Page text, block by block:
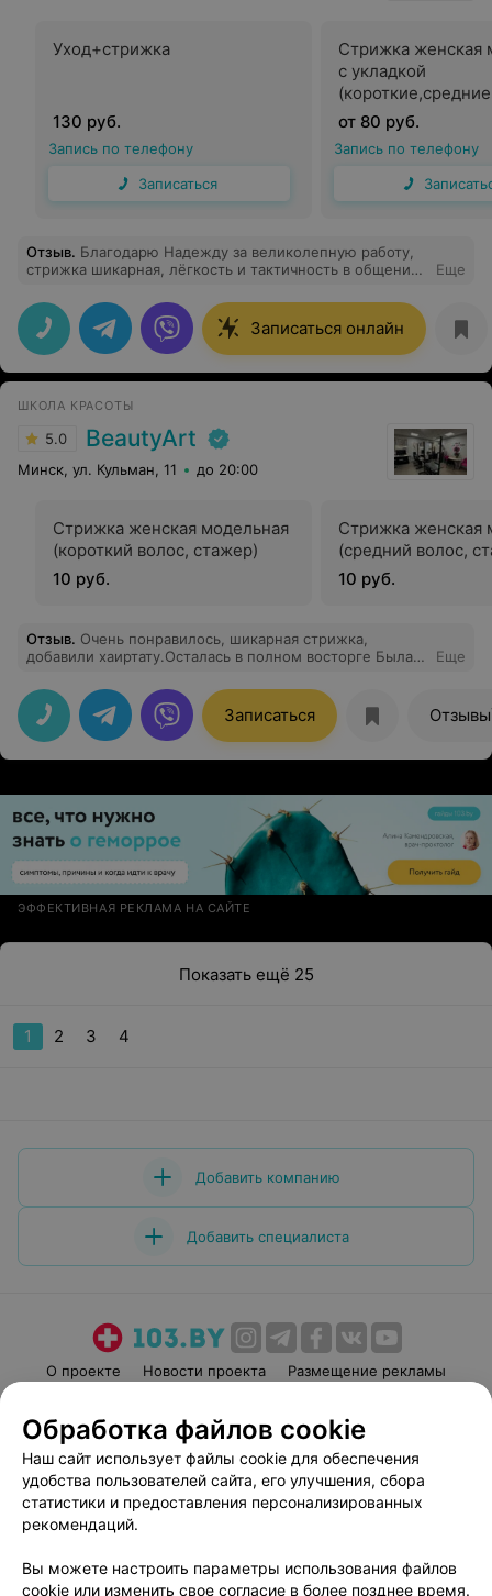
Уход+стрижка
130 руб.
Запись по телефону
Записаться
Стрижка женская
с укладкой
волосы)
от 80 руб.
Запись по телефону
Отзыв. Благодарю Надежду за великолепную работу,
стрижка шикарная, лёгкость и тактичность в общении,
уютно и комфортно!
Еще
Записаться онлайн
ШКОЛА КРАСОТЫ
5.0 BeautyArt
Минск, ул. Кульман, 11 до 20:00
Стрижка женская модельная
(короткий волос, стажер)
10 руб.
Стрижка женская
(средний волос,
10 руб.
Отзыв. Очень понравилось, шикарная стрижка,
добавили хаиртату.Осталась в полном восторге Была
Ольга Базовская Приходите моделями.
Еще
Записаться Отзывы
ЭФФЕКТИВНАЯ РЕКЛАМА НА САЙТЕ
Показать ещё 25
1 2 3 4
Добавить компанию
Добавить специалиста
О проекте Новости проекта
Размещение рекламы
Пользовательское соглашение
Способы оплаты
Вакансии
Партнеры
Написать руководителю 103.by
Обработка персональных данных
Обработка файлов cookie
Наш сайт использует файлы cookie для обеспечения
удобства пользователей сайта, его улучшения, сбора
статистики и предоставления персонализированных
рекомендаций.
Вы можете настроить параметры использования файлов
cookie или изменить свое согласие в более позднее время.